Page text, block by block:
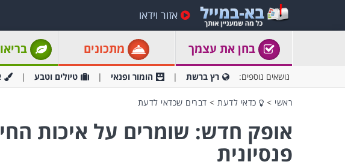
אזור וידאו
בחן את עצמך מתכונים
נושאים נוספים: רץ ברשת הומור ופנאי טיולים וטבע
ראשי > כדאי לדעת > דברים שכדאי לדעת
אופק חדש: שומרים על איכות
פנסיונית